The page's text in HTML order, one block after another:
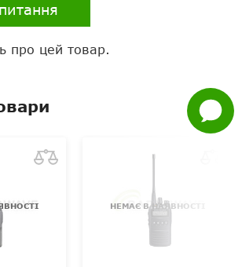
Задати
питання
про цей товар.
НЕМАЄ В НАЯВНОСТІ